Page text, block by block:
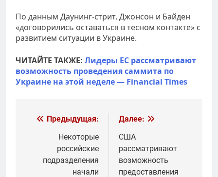
По данным Даунинг-стрит, Джонсон и Байден
«договорились оставаться в тесном контакте» с
развитием ситуации в Украине.
ЧИТАЙТЕ ТАКЖЕ: Лидеры ЕС рассматривают
возможность проведения саммита по
Украине на этой неделе — Financial Times
Навигация
записям
Предыдущая:
Некоторые
российские
подразделения
начали
Далее:
США
рассматривают
возможность
предоставления